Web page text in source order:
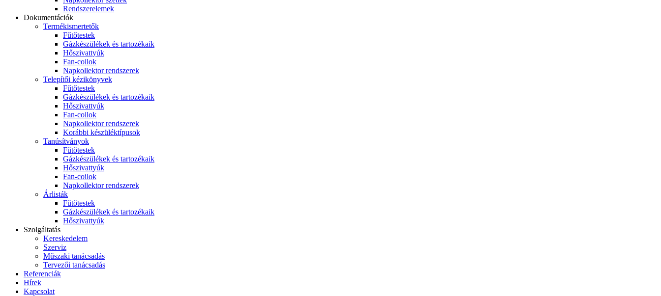
Rendszerelemek
Dokumentációk
Termékismertetők
Fűtőtestek
Gázkészülékek és tartozékaik
Hőszivattyúk
Fan-coilok
Napkollektor rendszerek
Telepítői kézikönyvek
Fűtőtestek
Gázkészülékek és tartozékaik
Hőszivattyúk
Fan-coilok
Napkollektor rendszerek
Korábbi készüléktípusok
Tanúsítványok
Fűtőtestek
Gázkészülékek és tartozékaik
Hőszivattyúk
Fan-coilok
Napkollektor rendszerek
Árlisták
Fűtőtestek
Gázkészülékek és tartozékaik
Hőszivattyúk
Szolgáltatás
Kereskedelem
Szerviz
Műszaki tanácsadás
Tervezői tanácsadás
Referenciák
Hírek
Kapcsolat